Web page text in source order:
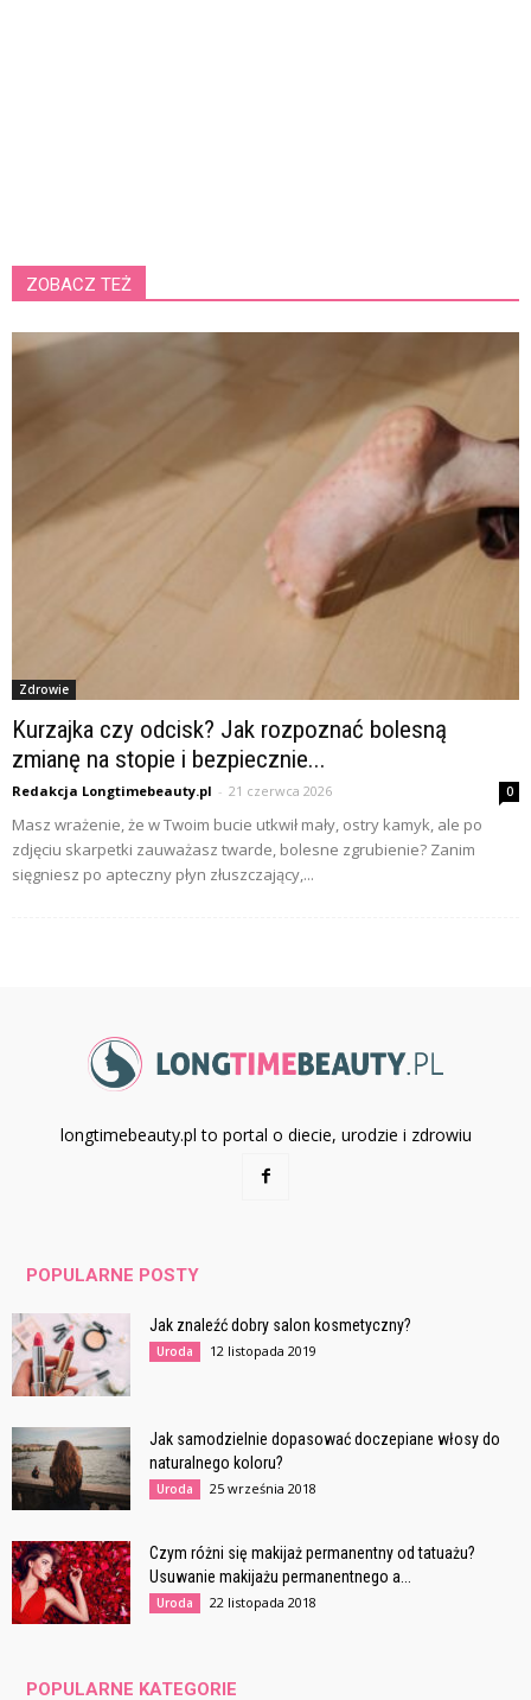
ZOBACZ TEŻ
Zdrowie
Kurzajka czy odcisk? Jak rozpoznać bolesną
zmianę na stopie i bezpiecznie...
Redakcja Longtimebeauty.pl - 21 czerwca 2026 0
Masz wrażenie, że w Twoim bucie utkwił mały, ostry kamyk, ale po
zdjęciu skarpetki zauważasz twarde, bolesne zgrubienie? Zanim
sięgniesz po apteczny płyn złuszczający,...
longtimebeauty.pl to portal o diecie, urodzie i zdrowiu
POPULARNE POSTY
Jak znaleźć dobry salon kosmetyczny?
Uroda 12 listopada 2019
Jak samodzielnie dopasować doczepiane włosy do
naturalnego koloru?
Uroda 25 września 2018
Czym różni się makijaż permanentny od tatuażu?
Usuwanie makijażu permanentnego a...
Uroda 22 listopada 2018
POPULARNE KATEGORIE